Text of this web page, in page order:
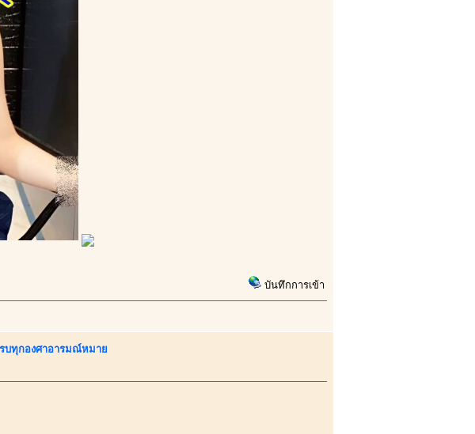
บันทึกการเข้า
บทุกองศาอารมณ์หมาย